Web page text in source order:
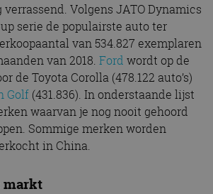
Volgens JATO Dynamics
serie de populairste auto ter
van 534.827 exemplaren
van 2018. Ford wordt op de
de Toyota Corolla (478.122 auto’s)
Golf (431.836). In onderstaande lijst
waarvan je nog nooit gehoord
Sommige merken worden
in China.
markt